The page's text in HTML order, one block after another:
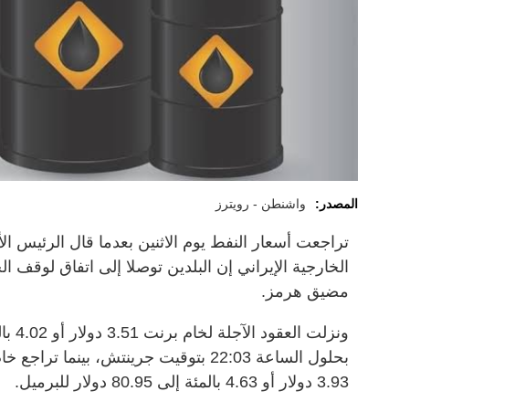
المصدر: واشنطن - رويترز
تراجعت أسعار ‌النفط ​يوم الاثنين بعدما قال الرئيس
الخارجية الإيراني إن البلدين ‌توصلا إلى اتفاق
‌مضيق هرمز.
⁠بحلول الساعة 22:03 ⁠بتوقيت جرينتش،
‌3.93 دولار أو ​4.63 بالمئة إلى 80.95 دولار للبرميل.